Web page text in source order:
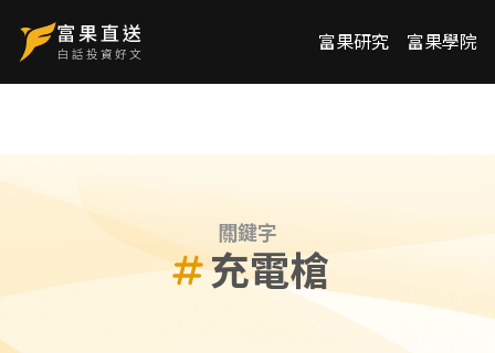
富果研究 富果學院
關鍵字
充電槍